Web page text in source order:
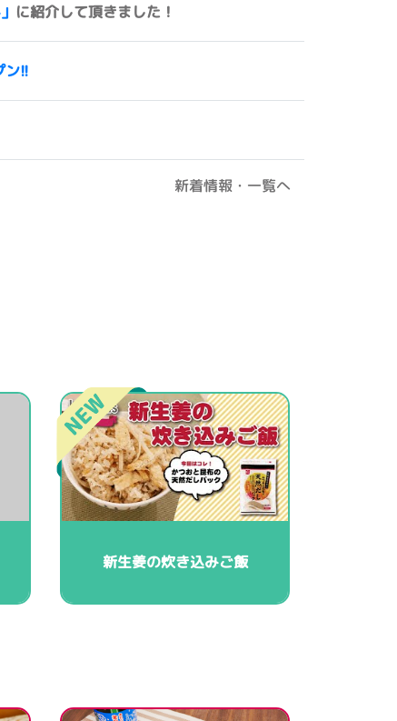
に紹介して頂きました！
ン!!
新着情報・一覧へ
新生姜の炊き込みご飯